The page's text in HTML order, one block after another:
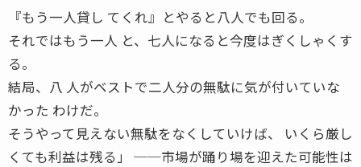
『もう一人貸し てくれ』とやると八人でも回る。
それではもう一人 と、七人になると今度はぎくしゃくす
る。
結局、八 人がベストで二人分の無駄に気が付いていな
かった わけだ。
そうやって見えない無駄をなくしていけば、 いくら厳し
くても利益は残る」 ──市場が踊り場を迎えた可能性は